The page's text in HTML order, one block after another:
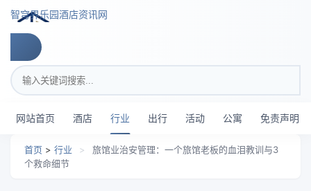
智穹界乐园酒店资讯网
搜索关键词
网站首页 酒店 行业 出行 活动 公寓 免责声明
首页 > 行业 >
旅馆业治安管理：一个旅馆老板的血泪教训与3
个救命细节